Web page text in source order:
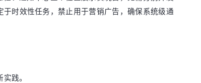
时效性任务，禁止用于营销广告，确保系统级通
践。